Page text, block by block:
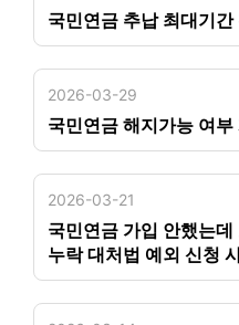
국민연금 추납 최대기
2026-03-29
국민연금 해지가능 여
2026-03-21
국민연금 가입 안했는
누락 대처법 예외 신청